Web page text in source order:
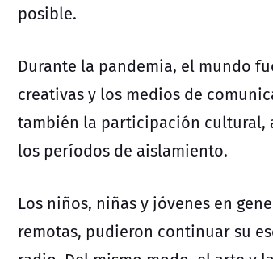
posible.
Durante la pandemia, el mundo
creativas y los medios de
también la participación cultural,
los períodos de aislamiento.
Los niños, niñas y jóvenes en
remotas, pudieron continuar su